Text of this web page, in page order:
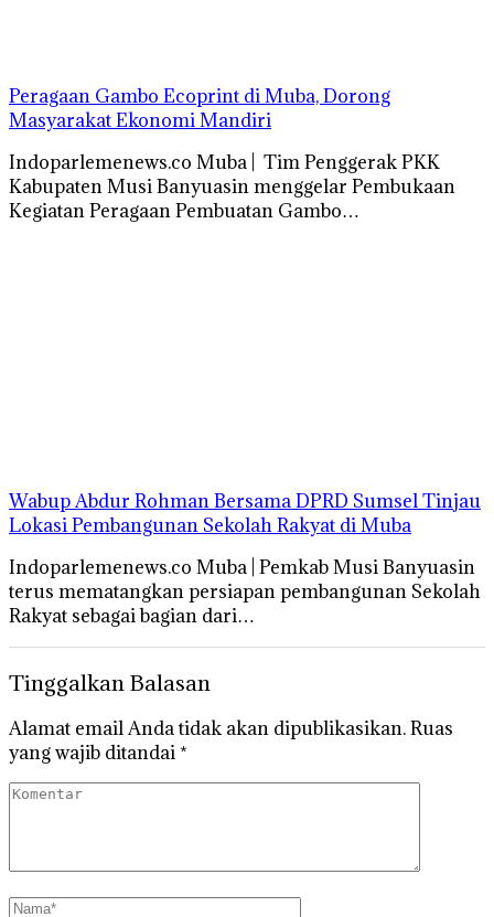
Peragaan Gambo Ecoprint di Muba, Dorong
Masyarakat Ekonomi Mandiri
Indoparlemenews.co Muba | Tim Penggerak PKK
Kabupaten Musi Banyuasin menggelar Pembukaan
Kegiatan Peragaan Pembuatan Gambo…
Wabup Abdur Rohman Bersama DPRD Sumsel Tinjau
Lokasi Pembangunan Sekolah Rakyat di Muba
Indoparlemenews.co Muba | Pemkab Musi Banyuasin
terus mematangkan persiapan pembangunan Sekolah
Rakyat sebagai bagian dari…
Tinggalkan Balasan
Alamat email Anda tidak akan dipublikasikan.Ruas
yang wajib ditandai *